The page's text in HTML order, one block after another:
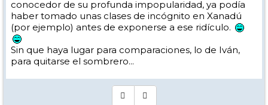
conocedor de su profunda impopularidad, ya podía
haber tomado unas clases de incógnito en Xanadú
(por ejemplo) antes de exponerse a ese ridículo.
Sin que haya lugar para comparaciones, lo de Iván,
para quitarse el sombrero...